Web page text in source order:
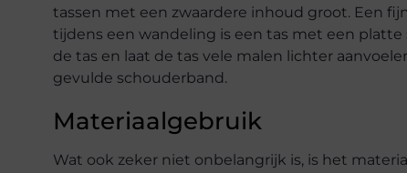
tassen met een zwaardere inhoud groot. Een
tijdens een wandeling is een tas met een
de tas en laat de tas vele malen lichter
gevulde schouderband.
Materiaalgebruik
Wat ook zeker niet onbelangrijk is, is het